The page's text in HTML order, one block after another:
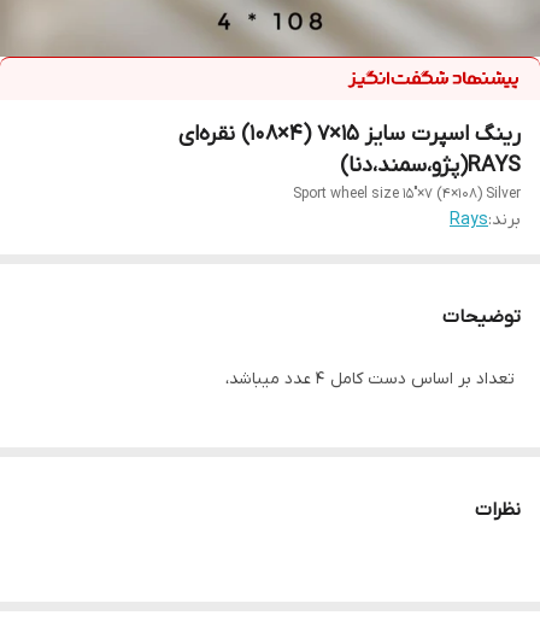
رینگ اسپرت سایز ۱۵×۷ (۴×۱۰۸) نقره‌ای
RAYS(پژو،سمند،دنا)
Sport wheel size 15"×7 (4×108) Silver
برند:Rays
توضیحات
تعداد بر اساس دست کامل ۴ عدد میباشد،
نظرات